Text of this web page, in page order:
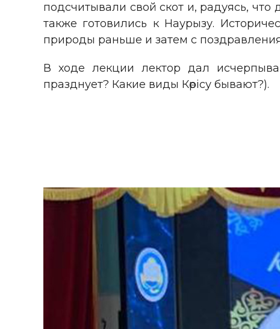
подсчитывали свой скот и, радуясь,
также готовились к Наурызу.
природы раньше и затем с
В ходе лекции лектор дал
празднует? Какие виды Көрісу бывают?).